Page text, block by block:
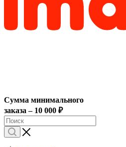
Сумма минимального
заказа – 10 000 ₽